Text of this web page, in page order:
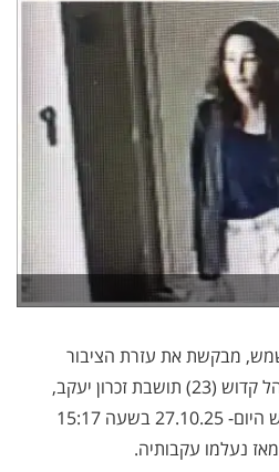
מבקשת את עזרת הציבור
באיתור נעדרת העונה לשם יהל קדוש (23) תושבת זכרון יעקב,
שנראתה לאחרונה בבית שמש היום- 27.10.25 בשעה 15:17
נעלמו עקבותיה.